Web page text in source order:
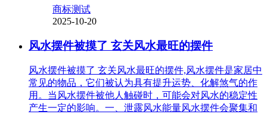
商标测试
2025-10-20
风水摆件被摸了 玄关风水最旺的摆件
风水摆件被摸了 玄关风水最旺的摆件,风水摆件是家居中
常见的物品，它们被认为具有提升运势、化解煞气的作
用。当风水摆件被他人触碰时，可能会对风水的稳定性
产生一定的影响。一、泄露风水能量风水摆件会聚集和